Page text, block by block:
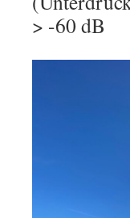
> -60 dB